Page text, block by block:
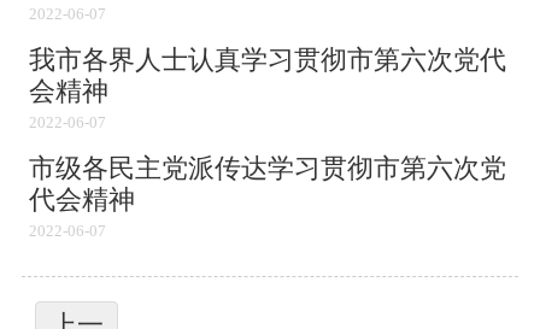
2022-06-07
我市各界人士认真学习贯彻市第六次党代
会精神
2022-06-07
市级各民主党派传达学习贯彻市第六次党
代会精神
2022-06-07